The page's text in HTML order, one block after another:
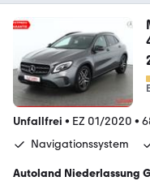
Unfallfrei • EZ 01/2020 •
Navigationssystem
Autoland Niederlassung